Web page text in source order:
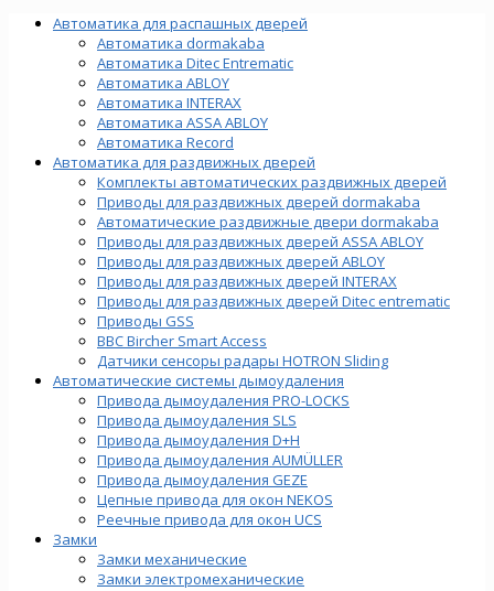
Автоматика для распашных дверей
Автоматика dormakaba
Автоматика Ditec Entrematic
Автоматика ABLOY
Автоматика INTERAX
Автоматика ASSA ABLOY
Автоматика Record
Автоматика для раздвижных дверей
Комплекты автоматических раздвижных дверей
Приводы для раздвижных дверей dormakaba
Автоматические раздвижные двери dormakaba
Приводы для раздвижных дверей ASSA ABLOY
Приводы для раздвижных дверей ABLOY
Приводы для раздвижных дверей INTERAX
Приводы для раздвижных дверей Ditec entrematic
Приводы GSS
BBC Bircher Smart Access
Датчики сенсоры радары HOTRON Sliding
Автоматические системы дымоудаления
Привода дымоудаления PRO-LOCKS
Привода дымоудаления SLS
Привода дымоудаления D+H
Привода дымоудаления AUMÜLLER
Привода дымоудаления GEZE
Цепные привода для окон NEKOS
Реечные привода для окон UСS
Замки
Замки механические
Замки электромеханические